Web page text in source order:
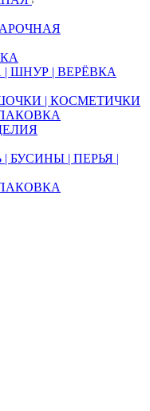
| ШНУР | ВЕРЁВКА
| КОСМЕТИЧКИ
БУСИНЫ | ПЕРЬЯ |